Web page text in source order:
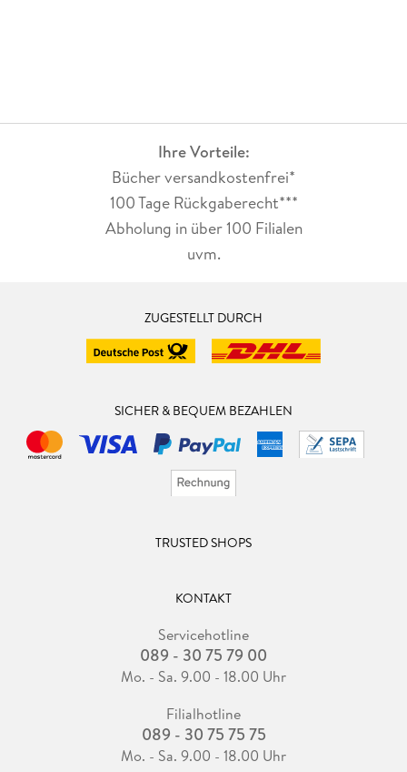
Ihre Vorteile:
Bücher versandkostenfrei*
100 Tage Rückgaberecht***
Abholung in über 100 Filialen
uvm.
ZUGESTELLT DURCH
SICHER & BEQUEM BEZAHLEN
TRUSTED SHOPS
KONTAKT
Servicehotline
089 - 30 75 79 00
Mo. - Sa. 9.00 - 18.00 Uhr
Filialhotline
089 - 30 75 75 75
Mo. - Sa. 9.00 - 18.00 Uhr